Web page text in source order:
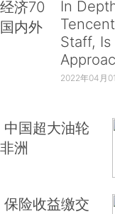
济70
内外
In
Staff, Is
2022年04月
国超大油轮
洲
险收益缴交